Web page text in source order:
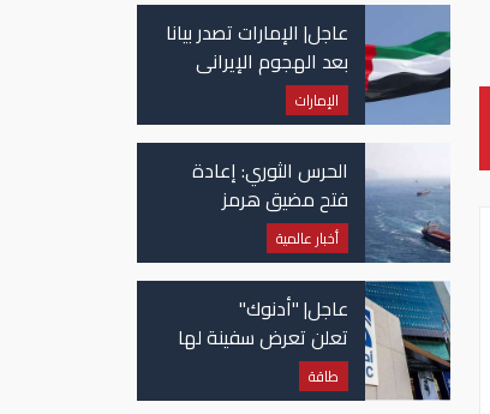
عاجل| الإمارات تصدر بيانا
بعد الهجوم الإيراني
على سفينة تابعة
لـ"أدنوك"
الإمارات
الحرس الثوري: إعادة
فتح مضيق هرمز
مرهونة بقبول واشنطن
الكامل لشروط طهران
أخبار عالمية
عاجل| "أدنوك"
تعلن تعرض سفينة لها
للاستهداف بصاروخ في
مضيق هرمز
طاقة